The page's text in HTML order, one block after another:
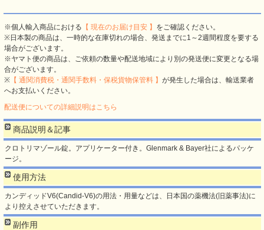
※個人輸入商品における 【 現在のお届け目安 】 をご確認ください。
※日本製の商品は、一時的な在庫切れの場合、発送までに1～2週間程度を要する
場合がございます。
※ヤマト便の商品は、ご依頼の数量や配送地域により別の発送便に変更となる場
合がございます。
※ 【 通関消費税・通関手数料・保税貨物保管料 】 が発生した場合は、輸送業者
へお支払いください。
配送便についての詳細説明はこちら
商品説明＆記事
クロトリマゾール錠。アプリケーター付き。Glenmark & Bayer社によるパッケ
ージ。
使用方法
カンディッドV6(Candid-V6)の用法・用量などは、日本国の薬機法(旧薬事法)に
より控えさせていただきます。
副作用